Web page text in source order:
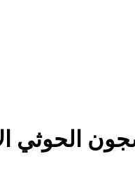
الحوثي